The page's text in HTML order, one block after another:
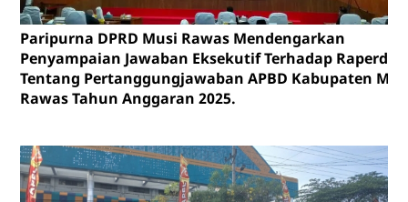
Paripurna DPRD Musi Rawas Mendengarkan
Penyampaian Jawaban Eksekutif Terhadap Raperda
Tentang Pertanggungjawaban APBD Kabupaten
Rawas Tahun Anggaran 2025.